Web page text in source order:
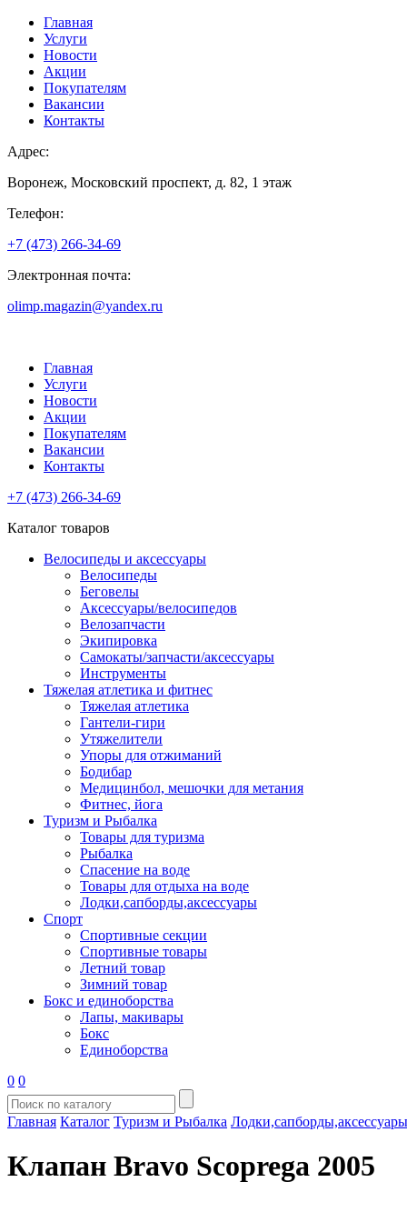
Главная
Услуги
Новости
Акции
Покупателям
Вакансии
Контакты
Адрес:
Воронеж, Московский проспект, д. 82, 1 этаж
Телефон:
+7 (473) 266-34-69
Электронная почта:
olimp.magazin@yandex.ru
Главная
Услуги
Новости
Акции
Покупателям
Вакансии
Контакты
+7 (473) 266-34-69
Каталог товаров
Велосипеды и аксессуары
Велосипеды
Беговелы
Аксессуары/велосипедов
Велозапчасти
Экипировка
Самокаты/запчасти/аксессуары
Инструменты
Тяжелая атлетика и фитнес
Тяжелая атлетика
Гантели-гири
Утяжелители
Упоры для отжиманий
Бодибар
Медицинбол, мешочки для метания
Фитнес, йога
Туризм и Рыбалка
Товары для туризма
Рыбалка
Спасение на воде
Товары для отдыха на воде
Лодки,сапборды,аксессуары
Спорт
Спортивные секции
Спортивные товары
Летний товар
Зимний товар
Бокс и единоборства
Лапы, макивары
Бокс
Единоборства
0 0
Главная Каталог Туризм и Рыбалка Лодки,сапборды,аксессуары
Клапан Вravo Scoprega 2005